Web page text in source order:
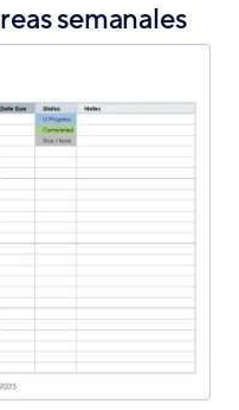
semanales